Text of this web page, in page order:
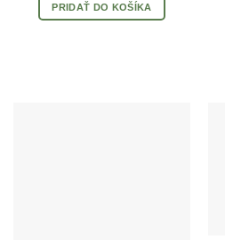
PRIDAŤ DO KOŠÍKA